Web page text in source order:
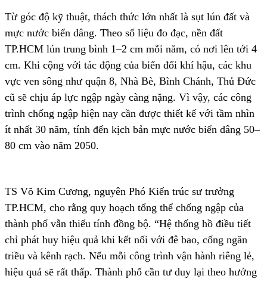
Từ góc độ kỹ thuật, thách thức lớn nhất là sụt lún đất và
mực nước biển dâng. Theo số liệu đo đạc, nền đất
TP.HCM lún trung bình 1–2 cm mỗi năm, có nơi lên tới 4
cm. Khi cộng với tác động của biến đổi khí hậu, các khu
vực ven sông như quận 8, Nhà Bè, Bình Chánh, Thủ Đức
cũ sẽ chịu áp lực ngập ngày càng nặng. Vì vậy, các công
trình chống ngập hiện nay cần được thiết kế với tầm nhìn
ít nhất 30 năm, tính đến kịch bản mực nước biển dâng 50–
80 cm vào năm 2050.
TS Võ Kim Cương, nguyên Phó Kiến trúc sư trưởng
TP.HCM, cho rằng quy hoạch tổng thể chống ngập của
thành phố vẫn thiếu tính đồng bộ. “Hệ thống hồ điều tiết
chỉ phát huy hiệu quả khi kết nối với đê bao, cống ngăn
triều và kênh rạch. Nếu mỗi công trình vận hành riêng lẻ,
hiệu quả sẽ rất thấp. Thành phố cần tư duy lại theo hướng